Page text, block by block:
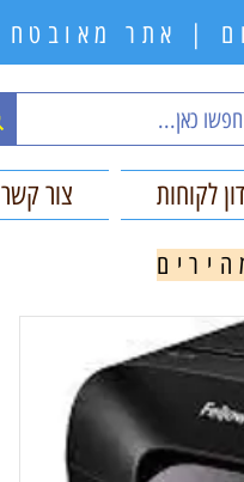
| אתר מאובטח
לקוחות צור קשר